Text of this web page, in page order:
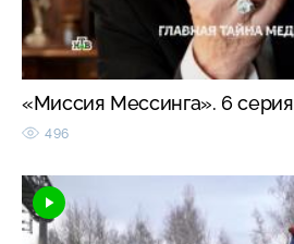
«Миссия Мессинга». 6 серия
496